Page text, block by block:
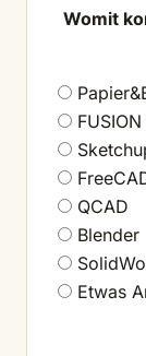
Womit
QCAD
Blender
Etwas